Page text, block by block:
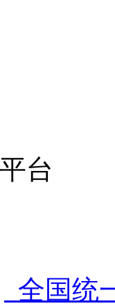
台
全国统